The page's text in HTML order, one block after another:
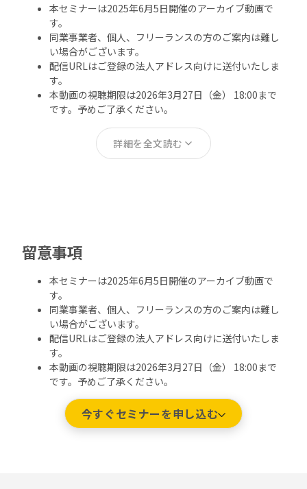
本セミナーは2025年6月5日開催のアーカイブ動画で
す。
同業事業者、個人、フリーランスの方のご案内は難し
い場合がございます。
配信URLはご登録の法人アドレス向けに送付いたしま
す。
本動画の視聴期限は2026年3月27日（金） 18:00まで
です。予めご了承ください。
留意事項
本セミナーは2025年6月5日開催のアーカイブ動画で
す。
同業事業者、個人、フリーランスの方のご案内は難し
い場合がございます。
配信URLはご登録の法人アドレス向けに送付いたしま
す。
本動画の視聴期限は2026年3月27日（金） 18:00まで
です。予めご了承ください。
今すぐセミナーを申し込む